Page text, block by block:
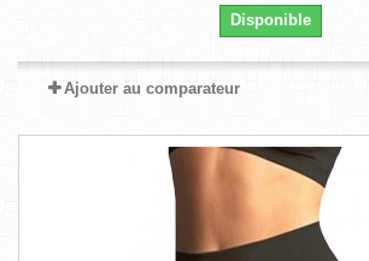
Disponible
Ajouter au comparateur